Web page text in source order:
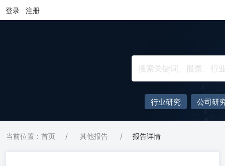
登录 注册
行业研究 公司研
当前位置：首页 / 其他报告 / 报告详情